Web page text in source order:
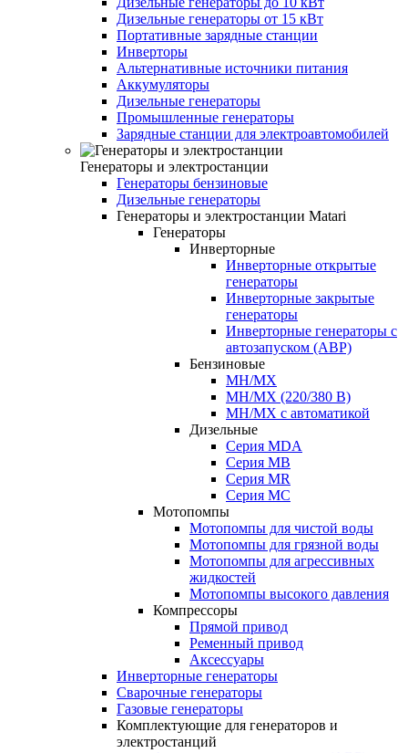
Дизельные генераторы от 15 кВт
Портативные зарядные станции
Инверторы
Альтернативные источники питания
Аккумуляторы
Дизельные генераторы
Промышленные генераторы
Зарядные станции для электроавтомобилей
Генераторы и электростанции
Генераторы бензиновые
Дизельные генераторы
Генераторы и электростанции Matari
Генераторы
Инверторные
Инверторные открытые
генераторы
Инверторные закрытые
генераторы
Инверторные генераторы с
автозапуском (АВР)
Бензиновые
MH/MX
MH/MX (220/380 В)
MH/MX с автоматикой
Дизельные
Серия MDA
Серия MB
Серия MR
Серия MC
Мотопомпы
Мотопомпы для чистой воды
Мотопомпы для грязной воды
Мотопомпы для агрессивных
жидкостей
Мотопомпы высокого давления
Компрессоры
Прямой привод
Ременный привод
Аксессуары
Инверторные генераторы
Сварочные генераторы
Газовые генераторы
Комплектующие для генераторов и
электростанций